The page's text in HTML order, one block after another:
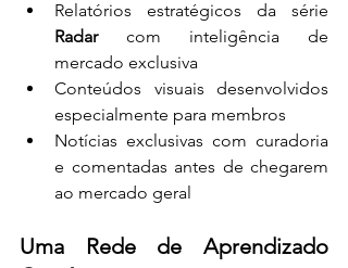
Radar com inteligência de
mercado exclusiva
Conteúdos visuais desenvolvidos
especialmente para membros
Notícias exclusivas com curadoria
e comentadas antes de chegarem
ao mercado geral
Uma Rede de Aprendizado